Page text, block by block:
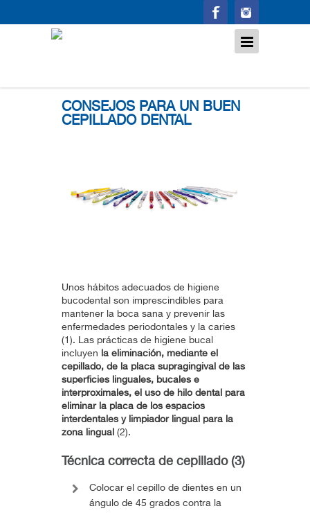
CONSEJOS PARA UN BUEN
CEPILLADO DENTAL
Unos hábitos adecuados de higiene
bucodental son imprescindibles para
mantener la boca sana y prevenir las
enfermedades periodontales y la caries
(1). Las prácticas de higiene bucal
incluyen la eliminación, mediante el
cepillado, de la placa supragingival de las
superficies linguales, bucales e
interproximales, el uso de hilo dental para
eliminar la placa de los espacios
interdentales y limpiador lingual para la
zona lingual (2).
Técnica correcta de cepillado (3)
Colocar el cepillo de dientes en un
ángulo de 45 grados contra la